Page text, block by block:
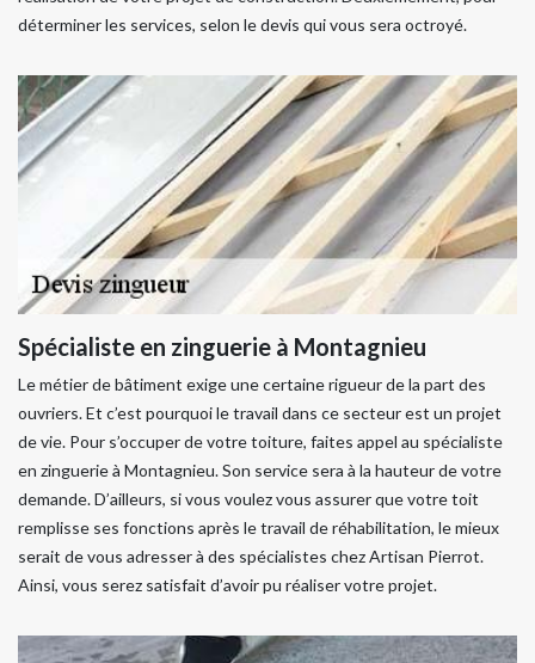
déterminer les services, selon le devis qui vous sera octroyé.
Spécialiste en zinguerie à Montagnieu
Le métier de bâtiment exige une certaine rigueur de la part des
ouvriers. Et c’est pourquoi le travail dans ce secteur est un projet
de vie. Pour s’occuper de votre toiture, faites appel au spécialiste
en zinguerie à Montagnieu. Son service sera à la hauteur de votre
demande. D’ailleurs, si vous voulez vous assurer que votre toit
remplisse ses fonctions après le travail de réhabilitation, le mieux
serait de vous adresser à des spécialistes chez Artisan Pierrot.
Ainsi, vous serez satisfait d’avoir pu réaliser votre projet.